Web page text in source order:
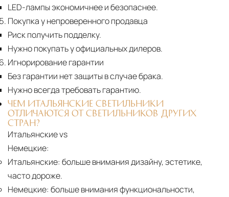
LED-лампы экономичнее и безопаснее.
Покупка у непроверенного продавца
Риск получить подделку.
Нужно покупать у официальных дилеров.
Игнорирование гарантии
Без гарантии нет защиты в случае брака.
Нужно всегда требовать гарантию.
ЧЕМ ИТАЛЬЯНСКИЕ СВЕТИЛЬНИКИ
ОТЛИЧАЮТСЯ ОТ СВЕТИЛЬНИКОВ ДРУГИХ
СТРАН?
Итальянские vs
Немецкие:
Итальянские: больше внимания дизайну, эстетике,
часто дороже.
Немецкие: больше внимания функциональности,